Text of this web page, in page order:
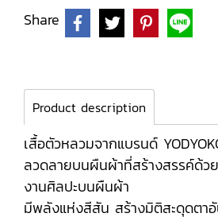
Share
Product description
เสื้อตัวหลวมจากแบรนด์
ลวดลายบนผืนผ้าที่สร้างสรรค์ด้ว
งานศิลปะบนผืนผ้า
มีพลังแห่งสีสัน สร้างมิติสะดุดตา